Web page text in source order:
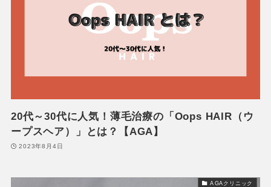
20代～30代に人気！薄毛治療の「Oops HAIR（ウ
ープスヘア）」とは？【AGA】
2023年8月4日
AGAクリニック